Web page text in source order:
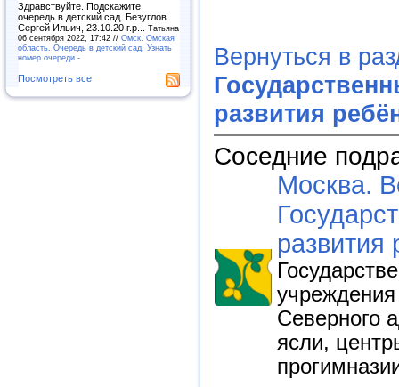
Здравствуйте. Подскажите
очередь в детский сад. Безуглов
Сергей Ильич, 23.10.20 г.р... Татьяна
06 сентября 2022, 17:42 // Омск. Омская
область. Очередь в детский сад. Узнать
номер очереди -
Посмотреть все
Вернуться в
развития
Соседние
Москва.
развития
Северного
ясли,